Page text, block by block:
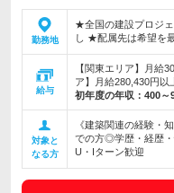
勤務地
★全国の建設プロジ
し ★配属先は希望を
給与
【関東エリア】月給
ア】月給280,430円以
初年度の年収： 400～
対象と
なる方
《建築関連の経験・
での方◎学歴・経歴
U・Iターン歓迎